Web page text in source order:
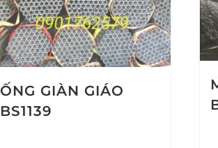
ỐNG GIÀN GIÁO
BS1139